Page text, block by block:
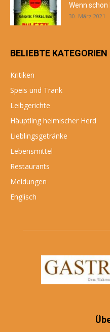
Wenn schon
30. März 2021
BELIEBTE KATEGORIEN
Kritiken
Speis und Trank
Leibgerichte
Häuptling heimischer Herd
Lieblingsgetränke
Lebensmittel
Restaurants
Meldungen
Englisch